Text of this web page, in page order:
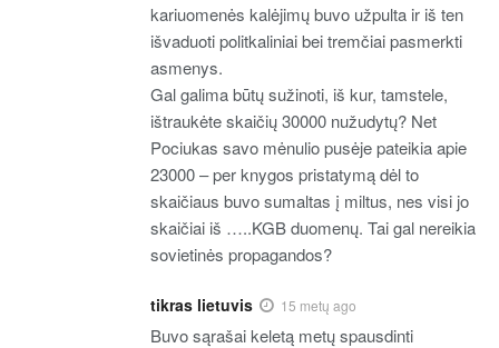
kariuomenės kalėjimų buvo užpulta ir iš ten
išvaduoti politkaliniai bei tremčiai pasmerkti
asmenys.
Gal galima būtų sužinoti, iš kur, tamstele,
ištraukėte skaičių 30000 nužudytų? Net
Pociukas savo mėnulio pusėje pateikia apie
23000 – per knygos pristatymą dėl to
skaičiaus buvo sumaltas į miltus, nes visi jo
skaičiai iš …..KGB duomenų. Tai gal nereikia
sovietinės propagandos?
tikras lietuvis 15 metų ago
Buvo sąrašai keletą metų spausdinti